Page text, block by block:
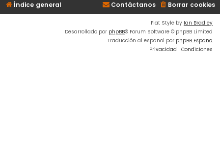
Índice general Borrar cookies
Contáctanos
Flat Style by Ian Bradley
Desarrollado por phpBB® Forum Software © phpBB Limited
Traducción al español por phpBB España
Privacidad | Condiciones